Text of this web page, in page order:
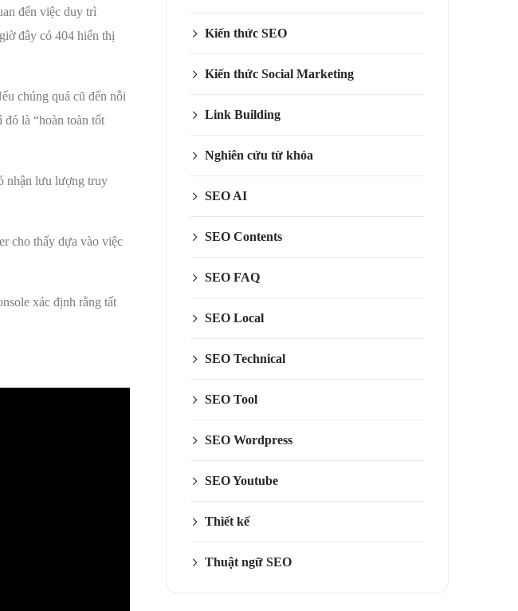
đến việc duy trì
đây có 404 hiển thị
chúng quá cũ đến nỗi
là “hoàn toàn tốt
nhận lưu lượng truy
cho thấy dựa vào việc
xác định rằng tất
Kiến thức SEO
Kiến thức Social Marketing
Link Building
Nghiên cứu từ khóa
SEO AI
SEO Contents
SEO FAQ
SEO Local
SEO Technical
SEO Tool
SEO Wordpress
SEO Youtube
Thiết kế
Thuật ngữ SEO